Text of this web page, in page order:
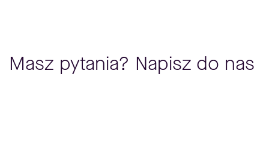
Masz pytania? Napisz do nas